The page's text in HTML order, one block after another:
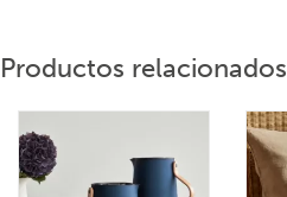
Productos relacionados